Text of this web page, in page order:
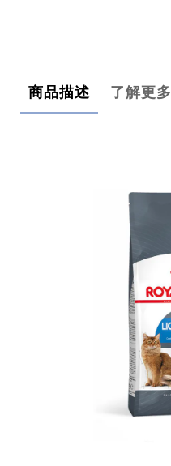
商品描述 了解更多